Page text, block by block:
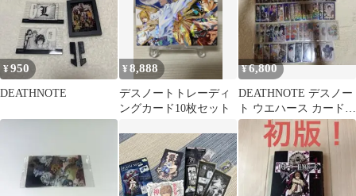
¥950
DEATHNOTE
¥8,888
デスノートトレーディ
ングカード10枚セット
¥6,800
DEATHNOTE デスノー
ト ウエハース カード
まとめ売り